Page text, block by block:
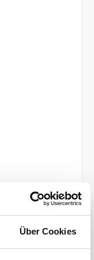
Über Cookies